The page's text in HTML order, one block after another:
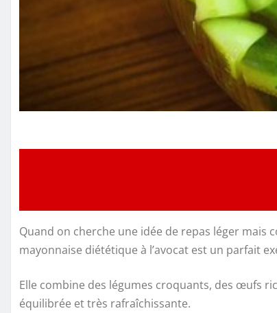
Quand on cherche une idée de repas léger mais
mayonnaise diététique à l’avocat est un parfait
Elle combine des légumes croquants, des œufs
équilibrée et très rafraîchissante.